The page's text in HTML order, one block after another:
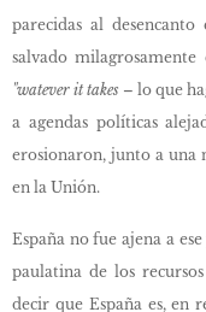
parecidas al
salvado
"watever it takes – lo que
a agendas políticas
erosionaron, junto a una
en la Unión.
España no fue ajena a
paulatina de los
decir que España es, en